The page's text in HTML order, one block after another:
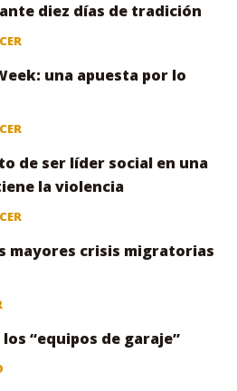
diez días de tradición
una apuesta por lo
de ser líder social en una
la violencia
mayores crisis migratorias
“equipos de garaje”